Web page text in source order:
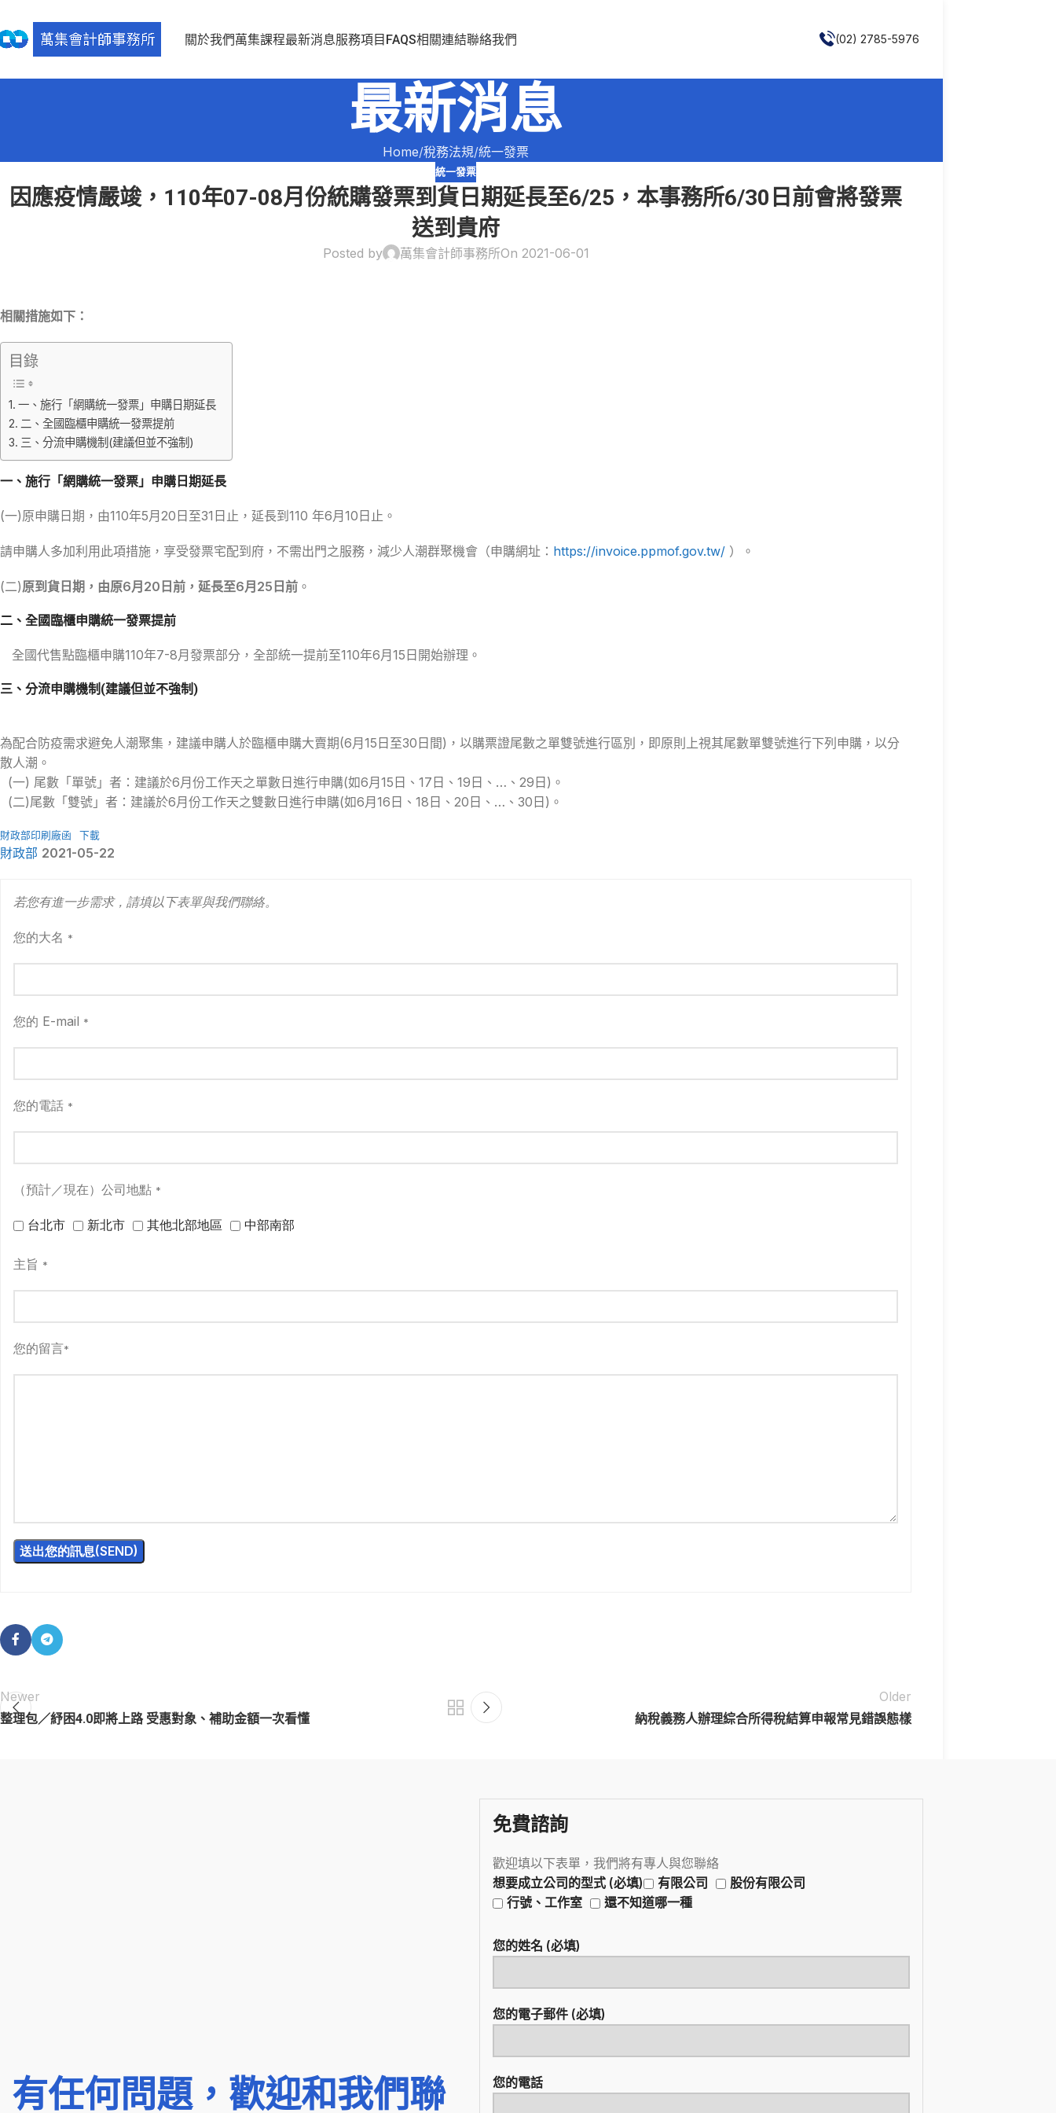
關於我們萬集課程最新消息服務項目 FAQS相關連結聯絡我們 (02) 2785-5976
最新消息
Home 稅務法規 統一發票
統一發票
因應疫情嚴竣，110年07-08月份統購發票到貨日期延長至6/25，本事務所6/30日前會將發票
送到貴府
Posted by 萬集會計師事務所On 2021-06-01
相關措施如下：
目錄
一、施行「網購統一發票」申購日期延長
二、全國臨櫃申購統一發票提前
三、分流申購機制(建議但並不強制)
一、施行「網購統一發票」申購日期延長
(一)原申購日期，由110年5月20日至31日止，延長到110 年6月10日止。
請申購人多加利用此項措施，享受發票宅配到府，不需出門之服務，減少人潮群聚機會（申購網址： https://invoice.ppmof.gov.tw/ ）。
(二)原到貨日期，由原6月20日前，延長至6月25日前 。
二、全國臨櫃申購統一發票提前
全國代售點臨櫃申購110年7-8月發票部分，全部統一提前至110年6月15日開始辦理。
三、分流申購機制(建議但並不強制)
為配合防疫需求避免人潮聚集，建議申購人於臨櫃申購大賣期(6月15日至30日間)，以購票證尾數之單雙號進行區別，即原則上視其尾數單雙號進行下列申購，以分
散人潮。
(一) 尾數「單號」者：建議於6月份工作天之單數日進行申購(如6月15日、17日、19日、…、29日)。
(二)尾數「雙號」者：建議於6月份工作天之雙數日進行申購(如6月16日、18日、20日、…、30日)。
財政部印刷廠函 下載
財政部 2021-05-22
若您有進一步需求，請填以下表單與我們聯絡。
您的大名 *
您的 E-mail *
您的電話 *
（預計／現在）公司地點 *
台北市 新北市 其他北部地區 中部南部
主旨 *
您的留言*
Newer
整理包／紓困4.0即將上路 受惠對象、補助金額一次看懂
Older
納稅義務人辦理綜合所得稅結算申報常見錯誤態樣
有任何問題，歡迎和我們聯
免費諮詢
歡迎填以下表單，我們將有專人與您聯絡
想要成立公司的型式 (必填)
有限公司
股份有限公司
行號、工作室
還不知道哪一種
您的姓名 (必填)
您的電子郵件 (必填)
您的電話